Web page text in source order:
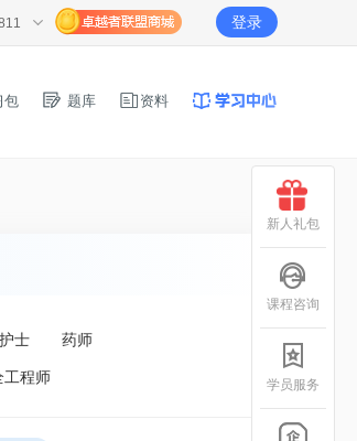
登录
包 题库 资料
护士 药师
工程师
新人礼包
课程咨询
学员服务